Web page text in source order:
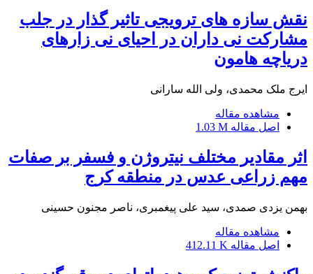
نقش سازه های ترویجی تاثیر گذار در جلب
مشارکت نی داران در احیای نی زارهای
دریاچه هامون
ایرج ملک محمدی، ولی الله سارانی
مشاهده مقاله
اصل مقاله 1.03 M
اثر مقادیر مختلف نیتروژن و فسفر بر صفات
مهم زراعی عدس در منطقه کرج
بهمن یزدی صمدی، سید علی پیغمبری، ناصر مجنون حسینی
مشاهده مقاله
اصل مقاله 412.11 K